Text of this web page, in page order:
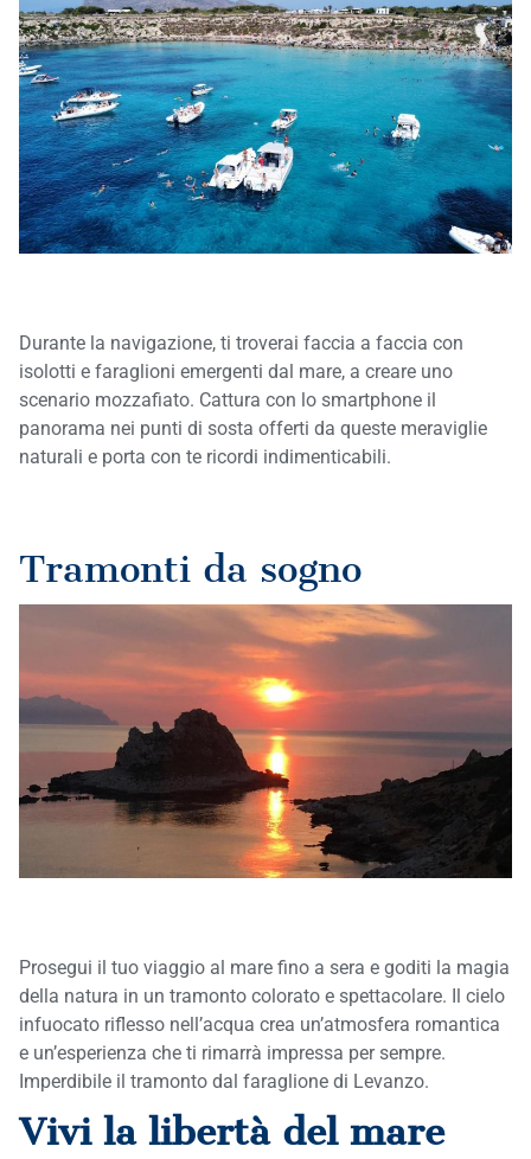
Durante la navigazione, ti troverai faccia a faccia con
isolotti e faraglioni emergenti dal mare, a creare uno
scenario mozzafiato. Cattura con lo smartphone il
panorama nei punti di sosta offerti da queste meraviglie
naturali e porta con te ricordi indimenticabili.
Tramonti da sogno
Prosegui il tuo viaggio al mare fino a sera e goditi la magia
della natura in un tramonto colorato e spettacolare. Il cielo
infuocato riflesso nell’acqua crea un’atmosfera romantica
e un’esperienza che ti rimarrà impressa per sempre.
Imperdibile il tramonto dal faraglione di Levanzo.
Vivi la libertà del mare